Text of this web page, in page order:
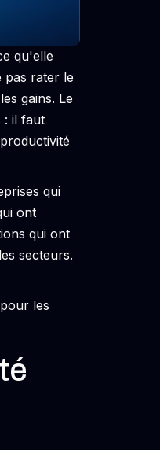
qu'elle
pas rater le
gains. Le
: il faut
qui
ont
qui ont
secteurs.
les